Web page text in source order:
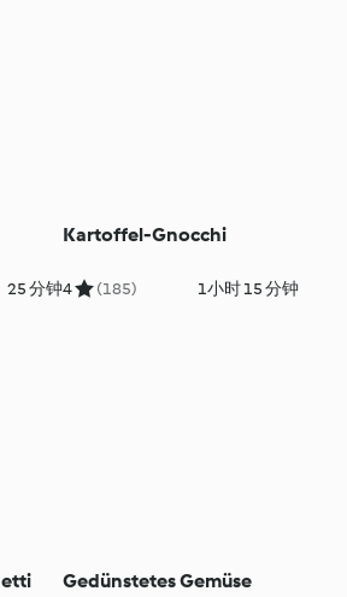
25 分钟
Kartoffel-Gnocchi
4 (185) 1小时 15 分钟
Gedünstetes Gemüse